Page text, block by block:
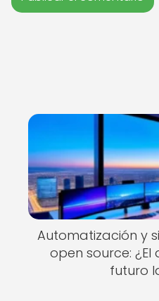
Automatización y
open source:
futuro